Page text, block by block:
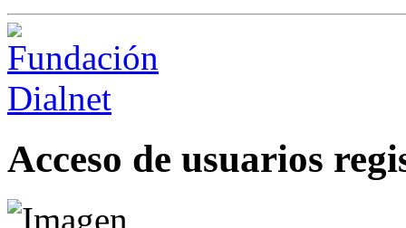
Acceso de usuarios